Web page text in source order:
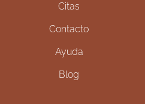
Citas
Contacto
Ayuda
Blog